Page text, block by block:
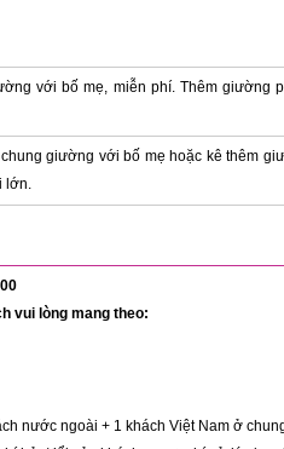
với bố mẹ, miễn phí. Thêm giường
giường với bố mẹ hoặc kê thêm
vui lòng mang theo:
nước ngoài + 1 khách Việt Nam ở